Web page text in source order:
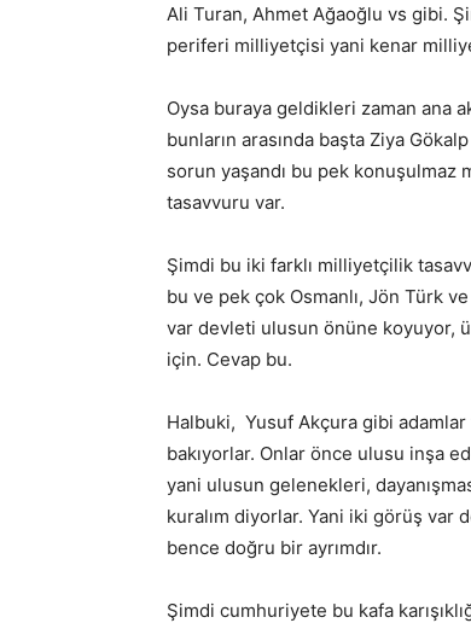
Ali Turan, Ahmet Ağaoğlu vs gibi.
periferi milliyetçisi yani kenar
Oysa buraya geldikleri zaman ana
bunların arasında başta Ziya
sorun yaşandı bu pek konuşulmaz
tasavvuru var.
Şimdi bu iki farklı milliyetçilik
bu ve pek çok Osmanlı, Jön Türk
var devleti ulusun önüne koyuyor,
için. Cevap bu.
Halbuki, Yusuf Akçura gibi
bakıyorlar. Onlar önce ulusu inşa
yani ulusun gelenekleri,
kuralım diyorlar. Yani iki görüş var
bence doğru bir ayrımdır.
Şimdi cumhuriyete bu kafa